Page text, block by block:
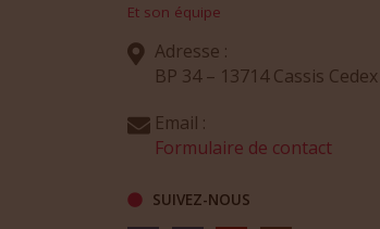
Et son équipe
Adresse :
BP 34 – 13714 Cassis Cedex
Email :
Formulaire de contact
SUIVEZ-NOUS